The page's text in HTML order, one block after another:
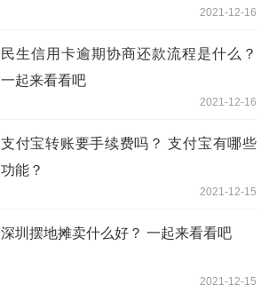
2021-12-16
民生信用卡逾期协商还款流程是什么？
一起来看看吧
2021-12-16
支付宝转账要手续费吗？ 支付宝有哪些
功能？
2021-12-15
深圳摆地摊卖什么好？ 一起来看看吧
2021-12-15